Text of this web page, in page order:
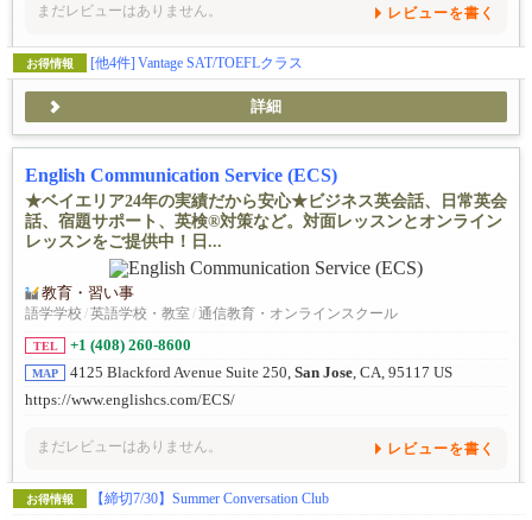
まだレビューはありません。 レビューを書く
お得情報 [他4件] Vantage SAT/TOEFLクラス
詳細
English Communication Service (ECS)
★ベイエリア24年の実績だから安心★ビジネス英会話、日常英会
話、宿題サポート、英検®対策など。対面レッスンとオンライン
レッスンをご提供中！日...
教育・習い事
語学学校 /英語学校・教室 /通信教育・オンラインスクール
TEL +1 (408) 260-8600
MAP 4125 Blackford Avenue Suite 250, San Jose, CA, 95117 US
https://www.englishcs.com/ECS/
まだレビューはありません。 レビューを書く
お得情報 【締切7/30】Summer Conversation Club